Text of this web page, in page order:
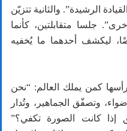
الرشيدة”. والثانية تتزيّن
جلسا متقابلتين، كأنما
ليكشف أحدهما ما يُخفيه
كمن يملك العالم: “نحن
وتصفّق الجماهير، وتُدار
إذا كانت الصورة تكفي؟”